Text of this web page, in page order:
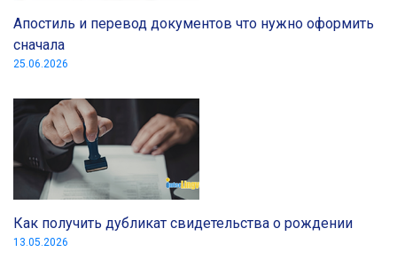
Апостиль и перевод документов что нужно оформить
сначала
25.06.2026
Как получить дубликат свидетельства о рождении
13.05.2026